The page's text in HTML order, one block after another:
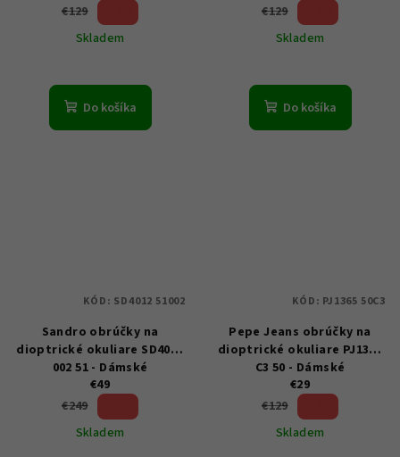
€129
Skladem
Do košíka
€129
Skladem
Do košíka
Sandro obrúčky na
dioptrické okuliare SD4012
002 51 - Dámské
€49
€249
Skladem
KÓD: SD4012 51002
Pepe Jeans obrúčky na
dioptrické okuliare PJ1365
C3 50 - Dámské
€29
€129
Skladem
KÓD: PJ1365 50C3